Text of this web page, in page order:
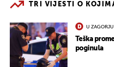
TRI VIJESTI O
U ZAGORJU
Teška
poginula